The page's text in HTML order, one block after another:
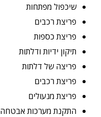
שיכפול מפתחות
פריצת רכבים
פריצת כספות
תיקון ידיות ודלתות
פריצה של דלתות
פריצת רכבים
פריצת מנעולים
התקנת מערכות אבטחה